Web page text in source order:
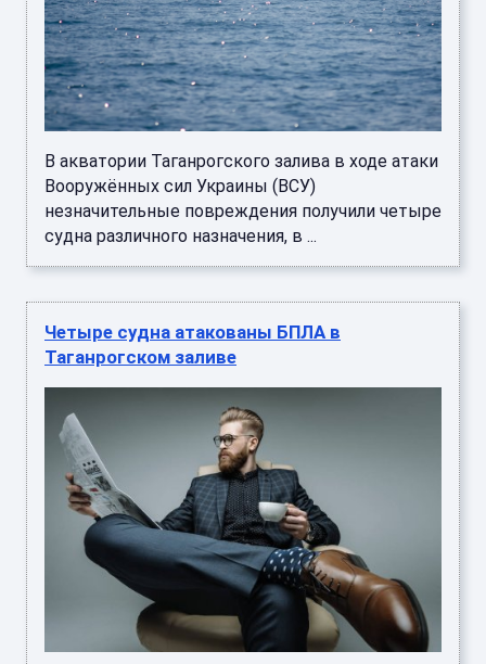
В акватории Таганрогского залива в ходе атаки
Вооружённых сил Украины (ВСУ)
незначительные повреждения получили четыре
судна различного назначения, в ...
Четыре судна атакованы БПЛА в
Таганрогском заливе